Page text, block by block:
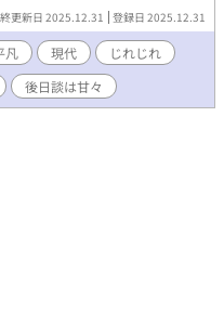
更新日 2025.12.31 登録日 2025.12.31
凡 現代
じれじれ
後日談は甘々